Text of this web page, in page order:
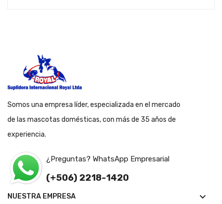
Somos una empresa líder, especializada en el mercado
de las mascotas domésticas, con más de 35 años de
experiencia.
¿Preguntas? WhatsApp Empresarial
(+506) 2218-1420
NUESTRA EMPRESA 